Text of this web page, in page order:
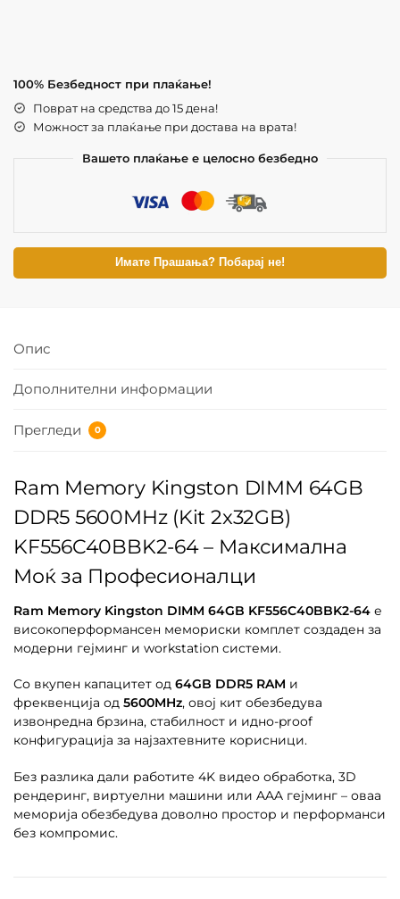
100% Безбедност при плаќање!
Поврат на средства до 15 дена!
Можност за плаќање при достава на врата!
Вашето плаќање е целосно безбедно
Имате Прашања? Побарај не!
Опис
Дополнителни информации
Прегледи 0
Ram Memory Kingston DIMM 64GB
DDR5 5600MHz (Kit 2x32GB)
KF556C40BBK2-64 – Максимална
Моќ за Професионалци
Ram Memory Kingston DIMM 64GB KF556C40BBK2-64 е
високоперформансен мемориски комплет создаден за
модерни гејминг и workstation системи.
Со вкупен капацитет од 64GB DDR5 RAM и
фреквенција од 5600MHz, овој кит обезбедува
извонредна брзина, стабилност и идно-proof
конфигурација за најзахтевните корисници.
Без разлика дали работите 4K видео обработка, 3D
рендеринг, виртуелни машини или AAA гејминг – оваа
меморија обезбедува доволно простор и перформанси
без компромис.